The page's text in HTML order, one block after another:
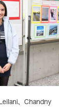
、Chandny